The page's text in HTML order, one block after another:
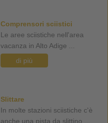
Comprensori sciistici
Le aree sciistiche nell'area
vacanza in Alto Adige ...
di più
Slittare
In molte stazioni sciistiche c'è
anche una pista da slittino ...